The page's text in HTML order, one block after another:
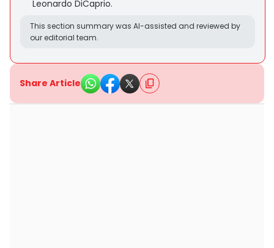
Leonardo DiCaprio.
This section summary was AI-assisted and reviewed by
our editorial team.
Share Article